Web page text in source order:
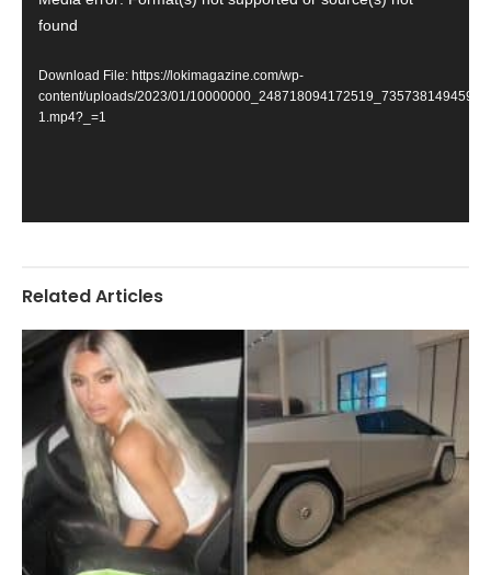
Player
found
Download File: https://lokimagazine.com/wp-
content/uploads/2023/01/
1.mp4?_=1
Related Articles